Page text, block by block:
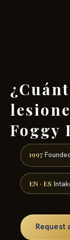
Foggy
1997
EN · ES
Request